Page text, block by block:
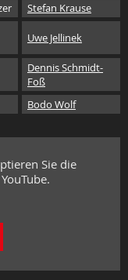
Stefan Krause
Uwe Jellinek
Dennis Schmidt-
Foß
Bodo Wolf
Sie die